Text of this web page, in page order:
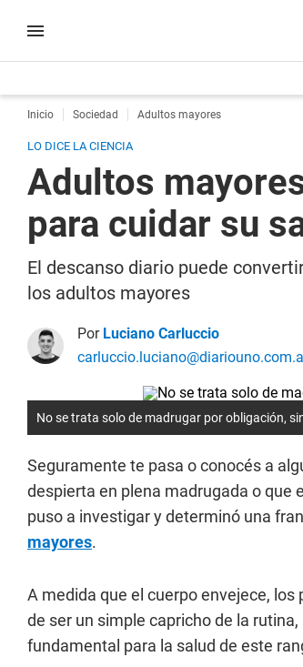
Inicio Sociedad Adultos mayores
LO DICE LA CIENCIA
Adultos
para cuidar su
El descanso diario puede
los adultos mayores
Por Luciano Carluccio
No se trata solo de madrugar por obligación,
Seguramente te pasa o conocés a
despierta en plena madrugada o que
puso a investigar y determinó una
mayores.
A medida que el cuerpo envejece,
de ser un simple capricho de la
fundamental para la salud de este